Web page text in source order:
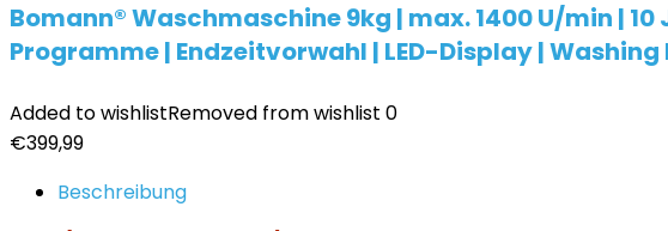
Bomann® Waschmaschine 9kg | max. 1400 U/min |
Programme | Endzeitvorwahl | LED-Display | Washing
Added to wishlistRemoved from wishlist 0
€399,99
Beschreibung